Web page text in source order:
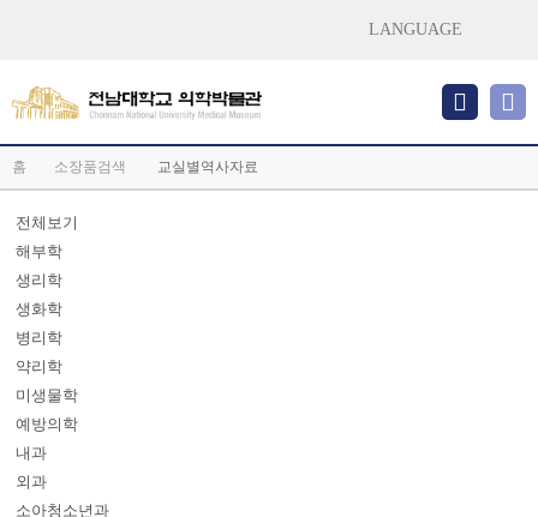
LANGUAGE
홈 소장품검색 교실별역사자료
전체보기
해부학
생리학
생화학
병리학
약리학
미생물학
예방의학
내과
외과
소아청소년과